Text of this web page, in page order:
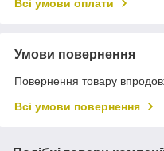
Всі умови оплати
Умови повернення
Повернення товару
Всі умови повернення